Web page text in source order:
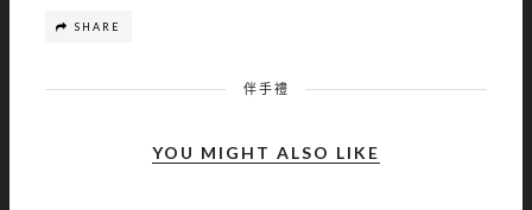
SHARE
伴手禮
YOU MIGHT ALSO LIKE